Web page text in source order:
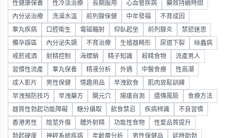
性健康保養 性冷淡治療 長期服用 心血管疾病 藥效持續時間
內分泌治療 洗澡水溫 前列腺保健 中年發福 不育成因
睾丸疾病 口腔衛生 電磁輻射 仰臥起坐 前列腺炎 禁慾迷思
備孕誤區 內分泌失調 不育治療 生殖器畸形 尿道下裂 絲蟲病
戒菸戒酒 射精控制 海螵蛸 精子知識 殺精食物 流產男人
習慣性流產 睾丸保養 精液分析 外遇 中醫食療 性高潮
成人影片 男性保健 情趣用品 早洩飲食 肌肉放鬆訓練
早洩預防技巧 早洩藥方 關元穴 陽痿自測 遺傳風險 食療方法
器質性勃起功能障礙 糖分攝取 飲食禁忌 疾病辨識 不良習慣
香港男性 陰莖外傷 體外射精 功能性食物 性愛品質提升
勃起硬度 神經系統疾病 年齡層分析 男性保健品 延時助勃